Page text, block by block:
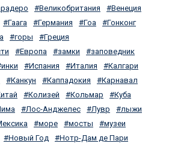
Великобритания
Венеция
Гаага Германия Гоа
Гонконг
горы
Греция
Европа замки
заповедник
инки Испания Италия
Калгари
Канкун Каппадокия
Карнавал
Колизей Кольмар
Куба
Лос-Анджелес Лувр
лыжи
море мосты
музеи
Новый Год
Нотр-Дам де Пари